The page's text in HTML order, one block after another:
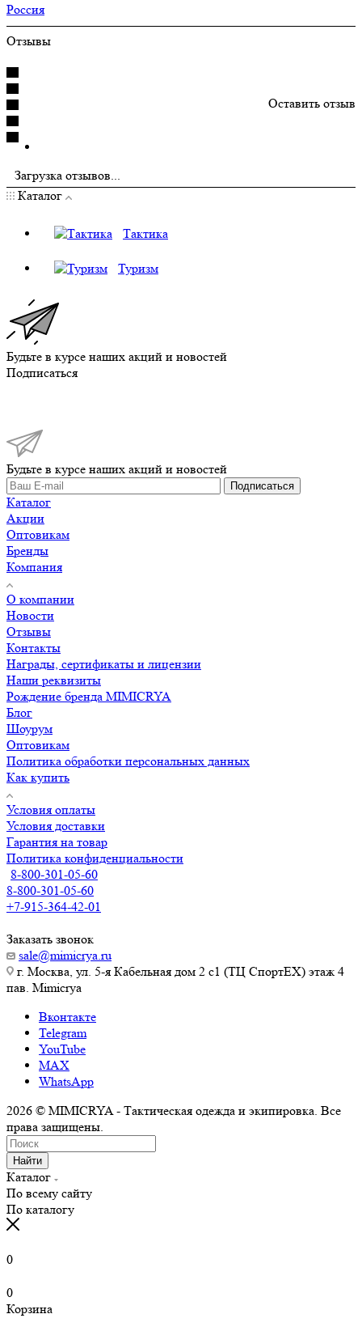
Россия
Отзывы
Оставить отзыв
Загрузка отзывов...
Каталог
Тактика
Туризм
Будьте в курсе наших акций и новостей
Подписаться
Будьте в курсе наших акций и новостей
Подписаться
Каталог
Акции
Оптовикам
Бренды
Компания
О компании
Новости
Отзывы
Контакты
Награды, сертификаты и лицензии
Наши реквизиты
Рождение бренда MIMICRYA
Блог
Шоурум
Оптовикам
Политика обработки персональных данных
Как купить
Условия оплаты
Условия доставки
Гарантия на товар
Политика конфиденциальности
8-800-301-05-60
8-800-301-05-60
+7-915-364-42-01
Заказать звонок
sale@mimicrya.ru
г. Москва, ул. 5-я Кабельная дом 2 с1 (ТЦ СпортEX) этаж 4
пав. Mimicrya
Вконтакте
Telegram
YouTube
MAX
WhatsApp
2026 © MIMICRYA - Тактическая одежда и экипировка. Все
права защищены.
Найти
Каталог
По всему сайту
По каталогу
0
0
Корзина